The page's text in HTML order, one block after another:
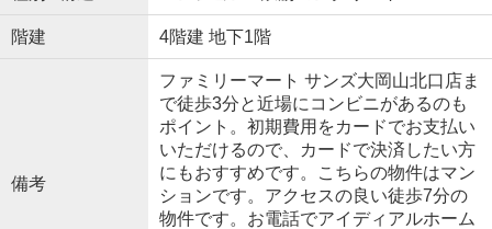
階建 4階建 地下1階
備考
ファミリーマート サンズ大岡山北口店ま
で徒歩3分と近場にコンビニがあるのも
ポイント。初期費用をカードでお支払い
いただけるので、カードで決済したい方
にもおすすめです。こちらの物件はマン
ションです。アクセスの良い徒歩7分の
物件です。お電話でアイディアルホーム